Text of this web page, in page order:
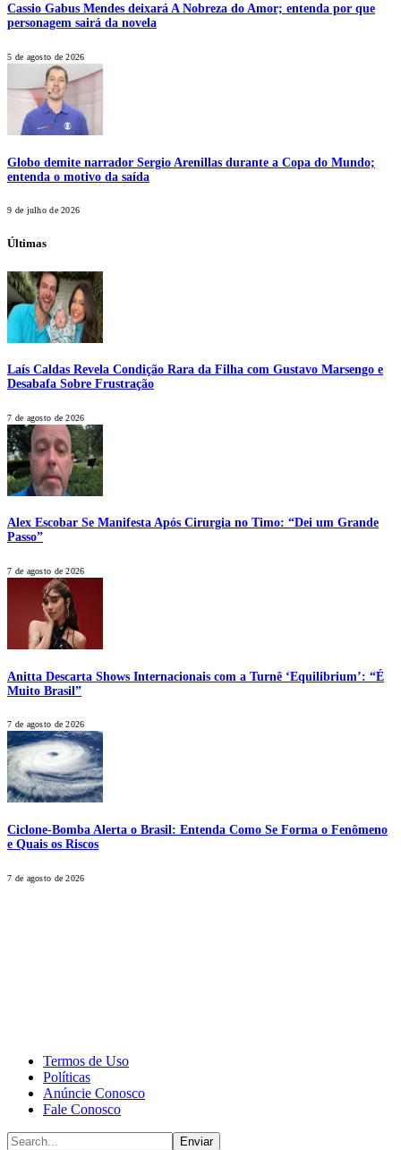
Cassio Gabus Mendes deixará A Nobreza do Amor; entenda por que
personagem sairá da novela
5 de agosto de 2026
Globo demite narrador Sergio Arenillas durante a Copa do Mundo;
entenda o motivo da saída
9 de julho de 2026
Últimas
Laís Caldas Revela Condição Rara da Filha com Gustavo Marsengo e
Desabafa Sobre Frustração
7 de agosto de 2026
Alex Escobar Se Manifesta Após Cirurgia no Timo: “Dei um Grande
Passo”
7 de agosto de 2026
Anitta Descarta Shows Internacionais com a Turnê ‘Equilibrium’: “É
Muito Brasil”
7 de agosto de 2026
Ciclone-Bomba Alerta o Brasil: Entenda Como Se Forma o Fenômeno
e Quais os Riscos
7 de agosto de 2026
Termos de Uso
Políticas
Anúncie Conosco
Fale Conosco
Enviar